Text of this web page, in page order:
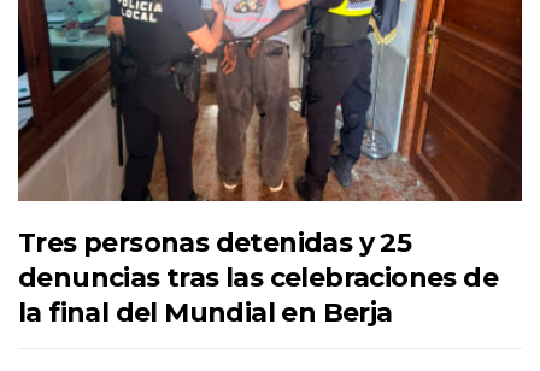
Tres personas detenidas y 25
denuncias tras las celebraciones de
la final del Mundial en Berja